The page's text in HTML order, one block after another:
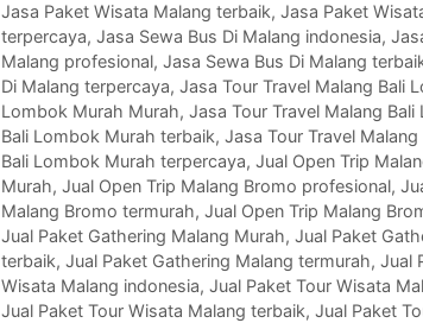
Jasa Paket Wisata Malang terbaik, Jasa Paket
terpercaya, Jasa Sewa Bus Di Malang indonesia,
Malang profesional, Jasa Sewa Bus Di Malang
Di Malang terpercaya, Jasa Tour Travel Malang Bali
Lombok Murah Murah, Jasa Tour Travel Malang
Bali Lombok Murah terbaik, Jasa Tour Travel
Bali Lombok Murah terpercaya, Jual Open Trip
Murah, Jual Open Trip Malang Bromo profesional,
Malang Bromo termurah, Jual Open Trip Malang
Jual Paket Gathering Malang Murah, Jual Paket
terbaik, Jual Paket Gathering Malang termurah, Jual
Wisata Malang indonesia, Jual Paket Tour Wisata
Jual Paket Tour Wisata Malang terbaik, Jual Paket